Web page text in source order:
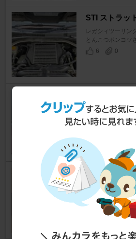
STI ストラッ
レガシィツーリン
とんこつポンコツ
6
0
ィフェンスウ
ーティング剤
BP5F@ふぁんさん
14
Broadway
ー 300F
レガシィツーリン
BIGNさん